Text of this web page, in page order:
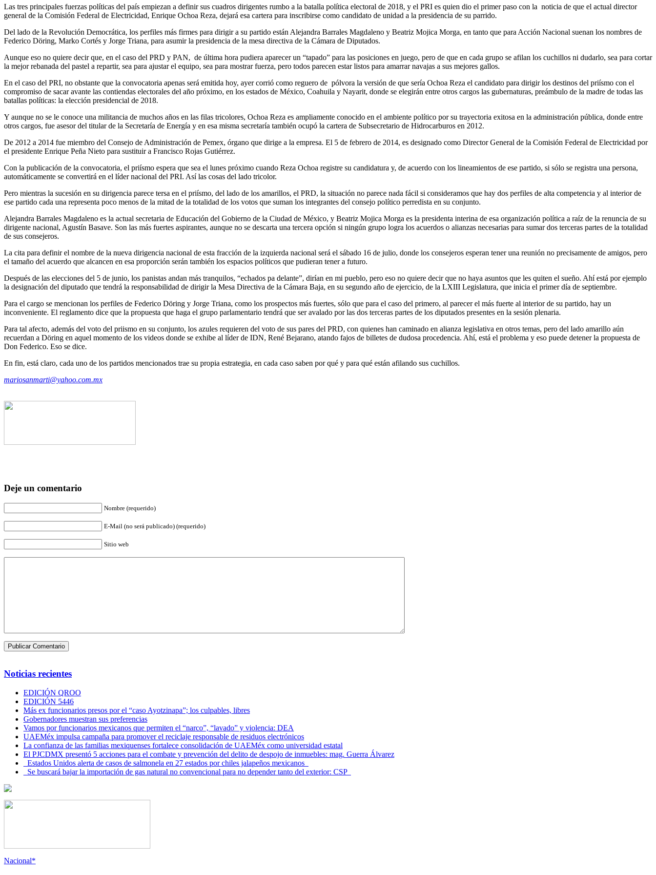
Las tres principales fuerzas políticas del país empiezan a definir sus cuadros dirigentes rumbo a la batalla política electoral de 2018, y el PRI es quien dio el primer paso con la noticia de que el actual director
general de la Comisión Federal de Electricidad, Enrique Ochoa Reza, dejará esa cartera para inscribirse como candidato de unidad a la presidencia de su parrido.
Del lado de la Revolución Democrática, los perfiles más firmes para dirigir a su partido están Alejandra Barrales Magdaleno y Beatriz Mojica Morga, en tanto que para Acción Nacional suenan los nombres de
Federico Döring, Marko Cortés y Jorge Triana, para asumir la presidencia de la mesa directiva de la Cámara de Diputados.
Aunque eso no quiere decir que, en el caso del PRD y PAN, de última hora pudiera aparecer un “tapado” para las posiciones en juego, pero de que en cada grupo se afilan los cuchillos ni dudarlo, sea para cortar
la mejor rebanada del pastel a repartir, sea para ajustar el equipo, sea para mostrar fuerza, pero todos parecen estar listos para amarrar navajas a sus mejores gallos.
En el caso del PRI, no obstante que la convocatoria apenas será emitida hoy, ayer corrió como reguero de pólvora la versión de que sería Ochoa Reza el candidato para dirigir los destinos del priísmo con el
compromiso de sacar avante las contiendas electorales del año próximo, en los estados de México, Coahuila y Nayarit, donde se elegirán entre otros cargos las gubernaturas, preámbulo de la madre de todas las
batallas políticas: la elección presidencial de 2018.
Y aunque no se le conoce una militancia de muchos años en las filas tricolores, Ochoa Reza es ampliamente conocido en el ambiente político por su trayectoria exitosa en la administración pública, donde entre
otros cargos, fue asesor del titular de la Secretaría de Energía y en esa misma secretaría también ocupó la cartera de Subsecretario de Hidrocarburos en 2012.
De 2012 a 2014 fue miembro del Consejo de Administración de Pemex, órgano que dirige a la empresa. El 5 de febrero de 2014, es designado como Director General de la Comisión Federal de Electricidad por
el presidente Enrique Peña Nieto para sustituir a Francisco Rojas Gutiérrez.
Con la publicación de la convocatoria, el priísmo espera que sea el lunes próximo cuando Reza Ochoa registre su candidatura y, de acuerdo con los lineamientos de ese partido, si sólo se registra una persona,
automáticamente se convertirá en el líder nacional del PRI. Así las cosas del lado tricolor.
Pero mientras la sucesión en su dirigencia parece tersa en el priísmo, del lado de los amarillos, el PRD, la situación no parece nada fácil si consideramos que hay dos perfiles de alta competencia y al interior de
ese partido cada una representa poco menos de la mitad de la totalidad de los votos que suman los integrantes del consejo político perredista en su conjunto.
Alejandra Barrales Magdaleno es la actual secretaria de Educación del Gobierno de la Ciudad de México, y Beatriz Mojica Morga es la presidenta interina de esa organización política a raíz de la renuncia de su
dirigente nacional, Agustín Basave. Son las más fuertes aspirantes, aunque no se descarta una tercera opción si ningún grupo logra los acuerdos o alianzas necesarias para sumar dos terceras partes de la totalidad
de sus consejeros.
La cita para definir el nombre de la nueva dirigencia nacional de esta fracción de la izquierda nacional será el sábado 16 de julio, donde los consejeros esperan tener una reunión no precisamente de amigos, pero
el tamaño del acuerdo que alcancen en esa proporción serán también los espacios políticos que pudieran tener a futuro.
Después de las elecciones del 5 de junio, los panistas andan más tranquilos, “echados pa delante”, dirían en mi pueblo, pero eso no quiere decir que no haya asuntos que les quiten el sueño. Ahí está por ejemplo
la designación del diputado que tendrá la responsabilidad de dirigir la Mesa Directiva de la Cámara Baja, en su segundo año de ejercicio, de la LXIII Legislatura, que inicia el primer día de septiembre.
Para el cargo se mencionan los perfiles de Federico Döring y Jorge Triana, como los prospectos más fuertes, sólo que para el caso del primero, al parecer el más fuerte al interior de su partido, hay un
inconveniente. El reglamento dice que la propuesta que haga el grupo parlamentario tendrá que ser avalado por las dos terceras partes de los diputados presentes en la sesión plenaria.
Para tal afecto, además del voto del priismo en su conjunto, los azules requieren del voto de sus pares del PRD, con quienes han caminado en alianza legislativa en otros temas, pero del lado amarillo aún
recuerdan a Döring en aquel momento de los videos donde se exhibe al líder de IDN, René Bejarano, atando fajos de billetes de dudosa procedencia. Ahí, está el problema y eso puede detener la propuesta de
Don Federico. Eso se dice.
En fin, está claro, cada uno de los partidos mencionados trae su propia estrategia, en cada caso saben por qué y para qué están afilando sus cuchillos.
mariosanmarti@yahoo.com.mx
Deje un comentario
Nombre (requerido)
E-Mail (no será publicado) (requerido)
Sitio web
Noticias recientes
EDICIÓN QROO
EDICIÓN 5446
Más ex funcionarios presos por el “caso Ayotzinapa”; los culpables, libres
Gobernadores muestran sus preferencias
Vamos por funcionarios mexicanos que permiten el “narco”, “lavado” y violencia: DEA
UAEMéx impulsa campaña para promover el reciclaje responsable de residuos electrónicos
La confianza de las familias mexiquenses fortalece consolidación de UAEMéx como universidad estatal
El PJCDMX presentó 5 acciones para el combate y prevención del delito de despojo de inmuebles: mag. Guerra Álvarez
Estados Unidos alerta de casos de salmonela en 27 estados por chiles jalapeños mexicanos
Se buscará bajar la importación de gas natural no convencional para no depender tanto del exterior: CSP
Nacional*